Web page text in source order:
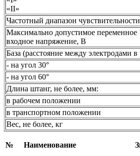
«II»
Частотный диапазон
Максимально допустимое переменное
входное напряжение, В
База (расстояние между электродами
- на угол 30°
- на угол 60°
Длина штанг, не более, мм:
в рабочем положении
в транспортном положении
Вес, не более, кг
№ Наименование